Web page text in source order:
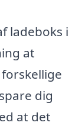
ladeboks i
at
dig
at det